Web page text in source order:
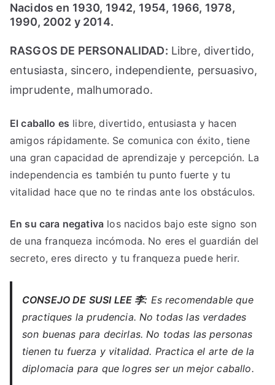
Nacidos en 1930, 1942, 1954, 1966, 1978,
1990, 2002 y 2014.
RASGOS DE PERSONALIDAD: Libre, divertido,
entusiasta, sincero, independiente, persuasivo,
imprudente, malhumorado.
El caballo es libre, divertido, entusiasta y hacen
amigos rápidamente. Se comunica con éxito, tiene
una gran capacidad de aprendizaje y percepción. La
independencia es también tu punto fuerte y tu
vitalidad hace que no te rindas ante los obstáculos.
En su cara negativa los nacidos bajo este signo son
de una franqueza incómoda. No eres el guardián del
secreto, eres directo y tu franqueza puede herir.
CONSEJO DE SUSI LEE 李: Es recomendable que
practiques la prudencia. No todas las verdades
son buenas para decirlas. No todas las personas
tienen tu fuerza y vitalidad. Practica el arte de la
diplomacia para que logres ser un mejor caballo.